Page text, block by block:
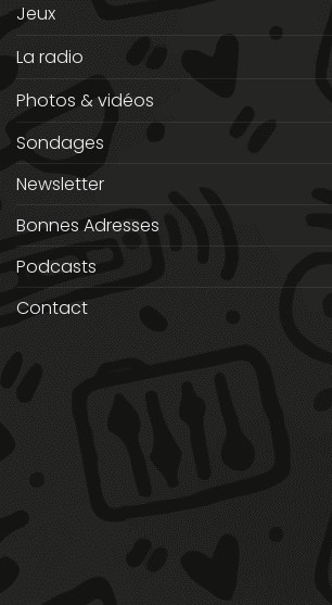
Jeux
La radio
Photos & vidéos
Sondages
Newsletter
Bonnes Adresses
Podcasts
Contact